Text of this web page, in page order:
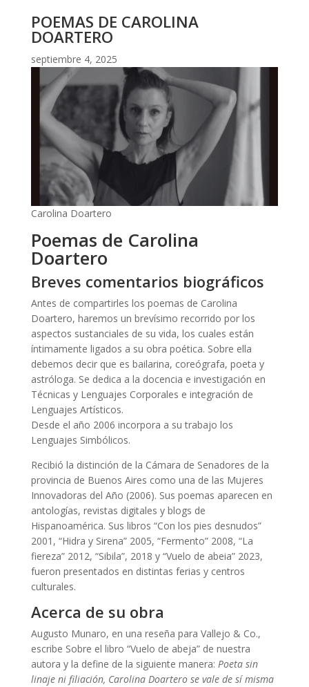
POEMAS DE CAROLINA
DOARTERO
septiembre 4, 2025
Carolina Doartero
Poemas de Carolina
Doartero
Breves comentarios biográficos
Antes de compartirles los poemas de Carolina
Doartero, haremos un brevísimo recorrido por los
aspectos sustanciales de su vida, los cuales están
íntimamente ligados a su obra poética. Sobre ella
debemos decir que es bailarina, coreógrafa, poeta y
astróloga. Se dedica a la docencia e investigación en
Técnicas y Lenguajes Corporales e integración de
Lenguajes Artísticos.
Desde el año 2006 incorpora a su trabajo los
Lenguajes Simbólicos.
Recibió la distinción de la Cámara de Senadores de la
provincia de Buenos Aires como una de las Mujeres
Innovadoras del Año (2006). Sus poemas aparecen en
antologías, revistas digitales y blogs de
Hispanoamérica. Sus libros “Con los pies desnudos”
2001, “Hidra y Sirena” 2005, “Fermento” 2008, “La
fiereza” 2012, “Sibila”, 2018 y “Vuelo de abeia” 2023,
fueron presentados en distintas ferias y centros
culturales.
Acerca de su obra
Augusto Munaro, en una reseña para Vallejo & Co.,
escribe Sobre el libro “Vuelo de abeja” de nuestra
autora y la define de la siguiente manera: Poeta sin
linaje ni filiación, Carolina Doartero se vale de sí misma